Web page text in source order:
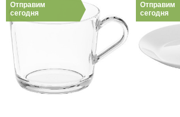
Отправим
сегодня
Отправим
сегодня